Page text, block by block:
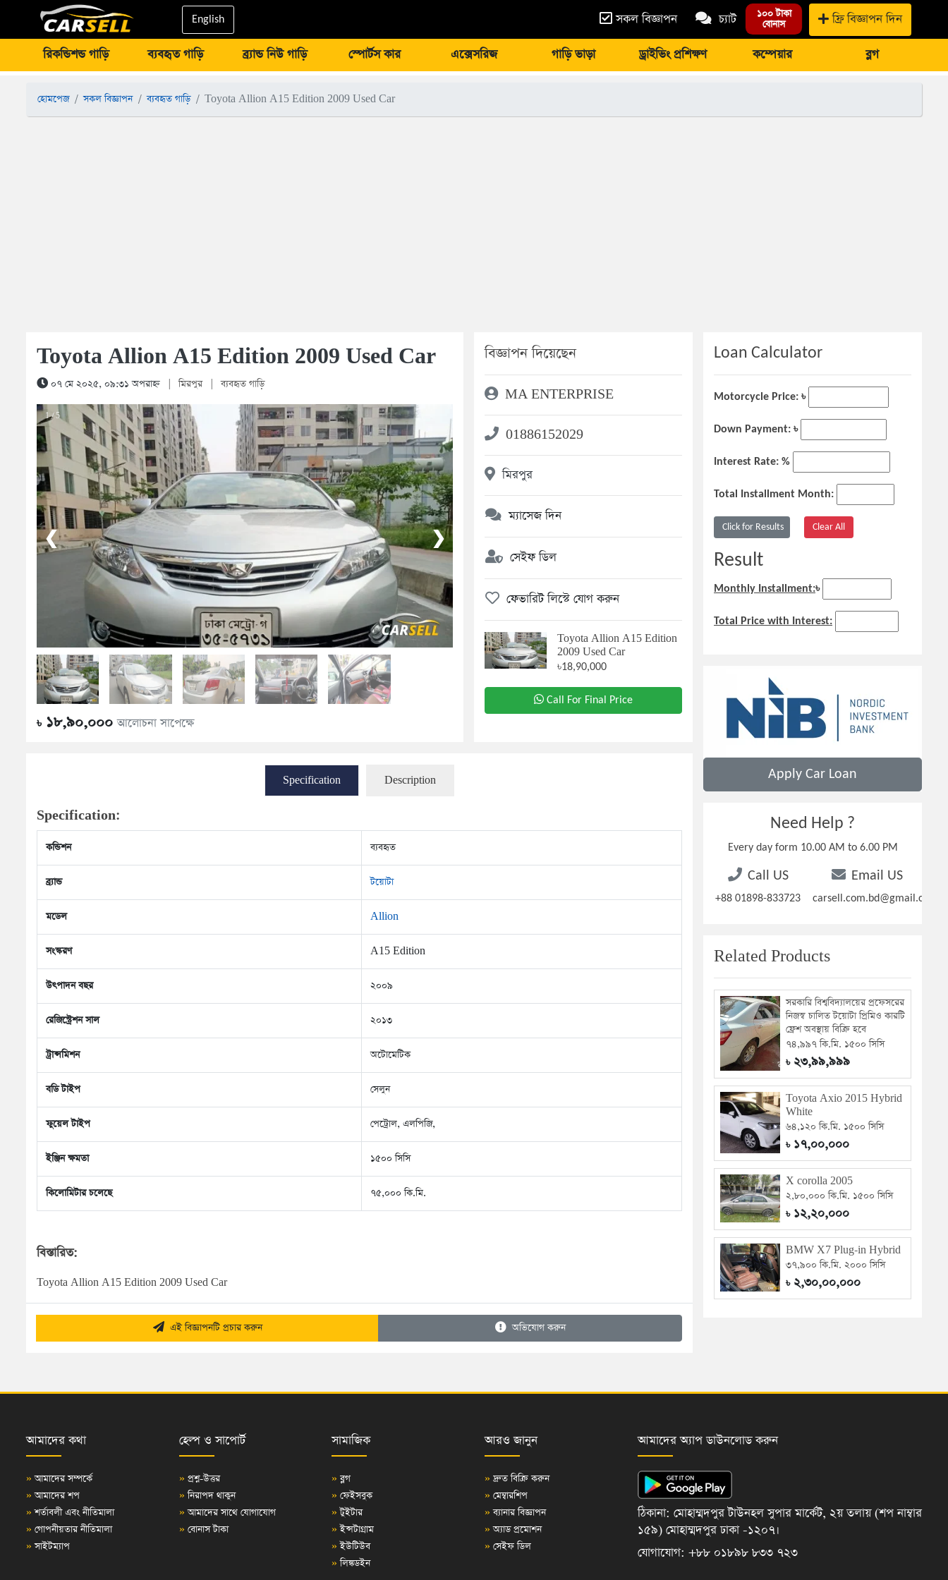
English সকল বিজ্ঞাপন চ্যাট ১০০ টাকা
বোনাস ফ্রি বিজ্ঞাপন দিন
রিকন্ডিশন্ড গাড়ি ব্যবহৃত গাড়ি ব্র্যান্ড নিউ গাড়ি স্পোর্টস কার এক্সেসরিজ গাড়ি ভাড়া ড্রাইভিং প্রশিক্ষণ কম্পেয়ার ব্লগ
হোমপেজ সকল বিজ্ঞাপন ব্যবহৃত গাড়ি Toyota Allion A15 Edition 2009 Used Car
Toyota Allion A15 Edition 2009 Used Car
০৭ মে ২০২৫, ০৯:৩১ অপরাহ্ন মিরপুর ব্যবহৃত গাড়ি
1 / 5
❮ ❯
৳১৮,৯০,০০০আলোচনা সাপেক্ষে
বিজ্ঞাপন দিয়েছেন
MA ENTERPRISE
01886152029
মিরপুর
ম্যাসেজ দিন
সেইফ ডিল
ফেভারিট লিস্টে যোগ করুন
Toyota Allion A15 Edition
2009 Used Car
৳18,90,000
Call For Final Price
Specification Description
Specification:
কন্ডিশন ব্যবহৃত
ব্র্যান্ড টয়োটা
মডেল Allion
সংস্করণ A15 Edition
উৎপাদন বছর ২০০৯
রেজিস্ট্রেশন সাল ২০১৩
ট্রান্সমিশন অটোমেটিক
বডি টাইপ সেলুন
ফুয়েল টাইপ পেট্রোল, এলপিজি,
ইঞ্জিন ক্ষমতা ১৫০০ সিসি
কিলোমিটার চলেছে ৭৫,০০০ কি.মি.
বিস্তারিত:
Toyota Allion A15 Edition 2009 Used Car
এই বিজ্ঞাপনটি প্রচার করুন অভিযোগ করুন
Loan Calculator
Motorcycle Price: ৳
Down Payment: ৳
Interest Rate: %
Total Installment Month:
Result
Monthly Installment:৳
Total Price with Interest:
Apply Car Loan
Need Help ?
Every day form 10.00 AM to 6.00 PM
Call US
+88 01898-833723
Email US
carsell.com.bd@gmail.com
Related Products
সরকারি বিশ্ববিদ্যালয়ের প্রফেসরের
নিজস্ব চালিত টয়োটা প্রিমিও কারটি
ফ্রেশ অবস্থায় বিক্রি হবে
৭৪,৯৯৭ কি.মি. ১৫০০ সিসি
৳২৩,৯৯,৯৯৯
Toyota Axio 2015 Hybrid
White
৬৪,১২০ কি.মি. ১৫০০ সিসি
৳১৭,০০,০০০
X corolla 2005
২,৮০,০০০ কি.মি. ১৫০০ সিসি
৳১২,২০,০০০
BMW X7 Plug-in Hybrid
৩৭,৯০০ কি.মি. ২০০০ সিসি
৳২,৩০,০০,০০০
আমাদের কথা
» আমাদের সম্পর্কে
» আমাদের শপ
» শর্তাবলী এবং নীতিমালা
» গোপনীয়তার নীতিমালা
» সাইটম্যাপ
হেল্প ও সাপোর্ট
» প্রশ্ন-উত্তর
» নিরাপদ থাকুন
» আমাদের সাথে যোগাযোগ
» বোনাস টাকা
সামাজিক
» ব্লগ
» ফেইসবুক
» টুইটার
» ইন্সটাগ্রাম
» ইউটিউব
» লিঙ্কডইন
আরও জানুন
» দ্রুত বিক্রি করুন
» মেম্বারশিপ
» ব্যানার বিজ্ঞাপন
» অ্যাড প্রমোশন
» সেইফ ডিল
আমাদের অ্যাপ ডাউনলোড করুন
ঠিকানা: মোহাম্মদপুর টাউনহল সুপার মার্কেট, ২য় তলায় (শপ নাম্বার
১৫৯) মোহাম্মদপুর ঢাকা -১২০৭।
যোগাযোগ: +৮৮ ০১৮৯৮ ৮৩৩ ৭২৩